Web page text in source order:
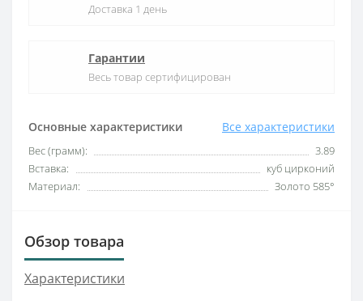
Основные характеристики Все характеристики
Вес (грамм):
3.89
Вставка:
куб цирконий
Материал:
Золото 585°
Доставка 1 день
Гарантии
Весь товар сертифицирован
Обзор товара
Характеристики